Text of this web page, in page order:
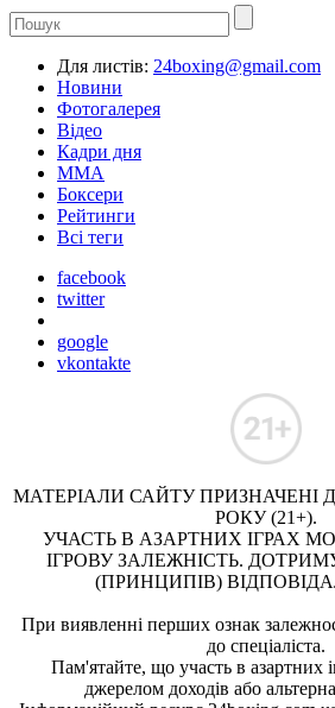
Для листів: 24boxing@gmail.com
Новини
Фотогалерея
Відео
Кадри дня
ММА
Боксери
Рейтинги
Всі теги
facebook
twitter
google
vkontakte
МАТЕРІАЛИ САЙТУ ПРИЗНАЧЕНІ
РОКУ (21+).
УЧАСТЬ В АЗАРТНИХ ІГРАХ
ІГРОВУ ЗАЛЕЖНІСТЬ.
(ПРИНЦИПІВ)
При виявленні перших ознак
до спеціаліста.
Пам'ятайте, що участь в азартних
джерелом доходів або